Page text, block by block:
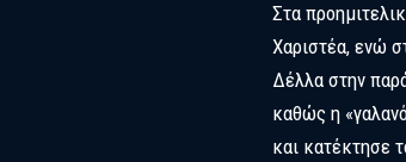
Στα
Χαριστέα, ενώ
Δέλλα στην
καθώς η
και κατέκτησε